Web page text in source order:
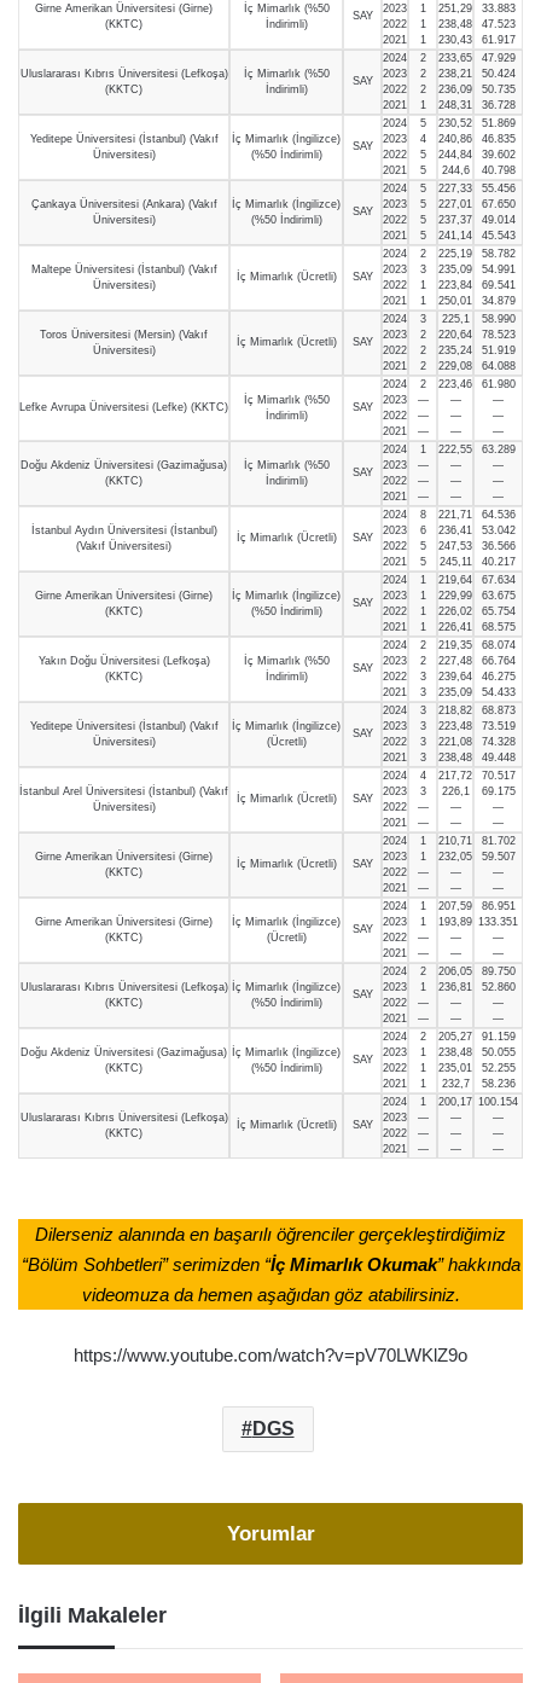
Girne Amerikan Üniversitesi (Girne)
(KKTC)
İç Mimarlık (%50
İndirimli)
SAY
2023
2022
2021
1
1
1
251,29
238,48
230,43
33.883
47.523
61.917
Uluslararası Kıbrıs Üniversitesi (Lefkoşa)
(KKTC)
İç Mimarlık (%50
İndirimli)
SAY
2024
2023
2022
2021
2
2
2
1
233,65
238,21
236,09
248,31
47.929
50.424
50.735
36.728
Yeditepe Üniversitesi (İstanbul) (Vakıf
Üniversitesi)
İç Mimarlık (İngilizce)
(%50 İndirimli)
SAY
2024
2023
2022
2021
5
4
5
5
230,52
240,86
244,84
244,6
51.869
46.835
39.602
40.798
Çankaya Üniversitesi (Ankara) (Vakıf
Üniversitesi)
İç Mimarlık (İngilizce)
(%50 İndirimli)
SAY
2024
2023
2022
2021
5
5
5
5
227,33
227,01
237,37
241,14
55.456
67.650
49.014
45.543
Maltepe Üniversitesi (İstanbul) (Vakıf
Üniversitesi)
İç Mimarlık (Ücretli) SAY
2024
2023
2022
2021
2
3
1
1
225,19
235,09
223,84
250,01
58.782
54.991
69.541
34.879
Toros Üniversitesi (Mersin) (Vakıf
Üniversitesi)
İç Mimarlık (Ücretli) SAY
2024
2023
2022
2021
3
2
2
2
225,1
220,64
235,24
229,08
58.990
78.523
51.919
64.088
Lefke Avrupa Üniversitesi (Lefke) (KKTC)
İç Mimarlık (%50
İndirimli)
SAY
2024
2023
2022
2021
2
—
—
—
223,46
—
—
—
61.980
—
—
—
Doğu Akdeniz Üniversitesi (Gazimağusa)
(KKTC)
İç Mimarlık (%50
İndirimli)
SAY
2024
2023
2022
2021
1
—
—
—
222,55
—
—
—
63.289
—
—
—
İstanbul Aydın Üniversitesi (İstanbul)
(Vakıf Üniversitesi)
İç Mimarlık (Ücretli) SAY
2024
2023
2022
2021
8
6
5
5
221,71
236,41
247,53
245,11
64.536
53.042
36.566
40.217
Girne Amerikan Üniversitesi (Girne)
(KKTC)
İç Mimarlık (İngilizce)
(%50 İndirimli)
SAY
2024
2023
2022
2021
1
1
1
1
219,64
229,99
226,02
226,41
67.634
63.675
65.754
68.575
Yakın Doğu Üniversitesi (Lefkoşa)
(KKTC)
İç Mimarlık (%50
İndirimli)
SAY
2024
2023
2022
2021
2
2
3
3
219,35
227,48
239,64
235,09
68.074
66.764
46.275
54.433
Yeditepe Üniversitesi (İstanbul) (Vakıf
Üniversitesi)
İç Mimarlık (İngilizce)
(Ücretli)
SAY
2024
2023
2022
2021
3
3
3
3
218,82
223,48
221,08
238,48
68.873
73.519
74.328
49.448
İstanbul Arel Üniversitesi (İstanbul) (Vakıf
Üniversitesi)
İç Mimarlık (Ücretli) SAY
2024
2023
2022
2021
4
3
—
—
217,72
226,1
—
—
70.517
69.175
—
—
Girne Amerikan Üniversitesi (Girne)
(KKTC)
İç Mimarlık (Ücretli) SAY
2024
2023
2022
2021
1
1
—
—
210,71
232,05
—
—
81.702
59.507
—
—
Girne Amerikan Üniversitesi (Girne)
(KKTC)
İç Mimarlık (İngilizce)
(Ücretli)
SAY
2024
2023
2022
2021
1
1
—
—
207,59
193,89
—
—
86.951
133.351
—
—
Uluslararası Kıbrıs Üniversitesi (Lefkoşa)
(KKTC)
İç Mimarlık (İngilizce)
(%50 İndirimli)
SAY
2024
2023
2022
2021
2
1
—
—
206,05
236,81
—
—
89.750
52.860
—
—
Doğu Akdeniz Üniversitesi (Gazimağusa)
(KKTC)
İç Mimarlık (İngilizce)
(%50 İndirimli)
SAY
2024
2023
2022
2021
2
1
1
1
205,27
238,48
235,01
232,7
91.159
50.055
52.255
58.236
Uluslararası Kıbrıs Üniversitesi (Lefkoşa)
(KKTC)
İç Mimarlık (Ücretli) SAY
2024
2023
2022
2021
1
—
—
—
200,17
—
—
—
100.154
—
—
—
Dilerseniz alanında en başarılı öğrenciler gerçekleştirdiğimiz
“Bölüm Sohbetleri” serimizden “İç Mimarlık Okumak” hakkında
videomuza da hemen aşağıdan göz atabilirsiniz.
https://www.youtube.com/watch?v=pV70LWKlZ9o
DGS
Yorumlar
İlgili Makaleler